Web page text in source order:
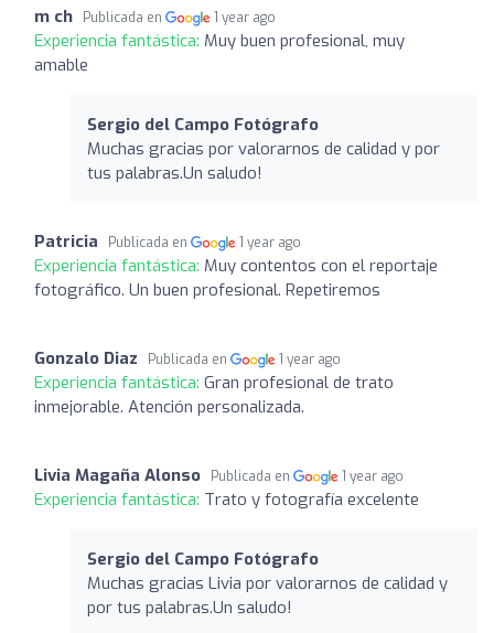
m ch Publicada en 1 year ago
Experiencia fantástica: Muy buen profesional, muy
amable
Sergio del Campo Fotógrafo
Muchas gracias por valorarnos de calidad y por
tus palabras.Un saludo!
Patricia Publicada en 1 year ago
Experiencia fantástica: Muy contentos con el reportaje
fotográfico. Un buen profesional. Repetiremos
Gonzalo Diaz Publicada en 1 year ago
Experiencia fantástica: Gran profesional de trato
inmejorable. Atención personalizada.
Livia Magaña Alonso Publicada en 1 year ago
Experiencia fantástica: Trato y fotografía excelente
Sergio del Campo Fotógrafo
Muchas gracias Livia por valorarnos de calidad y
por tus palabras.Un saludo!